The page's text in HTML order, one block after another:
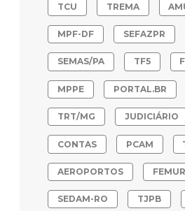
TCU TREMA
MPF-DF SEFAZPR
SEMAS/PA TF5
MPPE PORTAL.BR
TRT/MG JUDICIÁRIO
CONTAS PCAM
AEROPORTOS
SEDAM-RO TJPB